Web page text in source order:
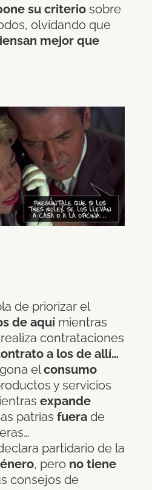
su criteriosobre
olvidando que
mejor que
de priorizar el
de aquímientras
contrataciones
a los de allí…
elconsumo
y servicios
expande
patrias fuerade
partidario de la
, pero no tiene
consejos de